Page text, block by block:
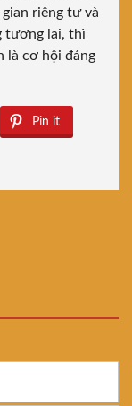
riêng tư và
tương lai, thì
là cơ hội đáng
Pin it